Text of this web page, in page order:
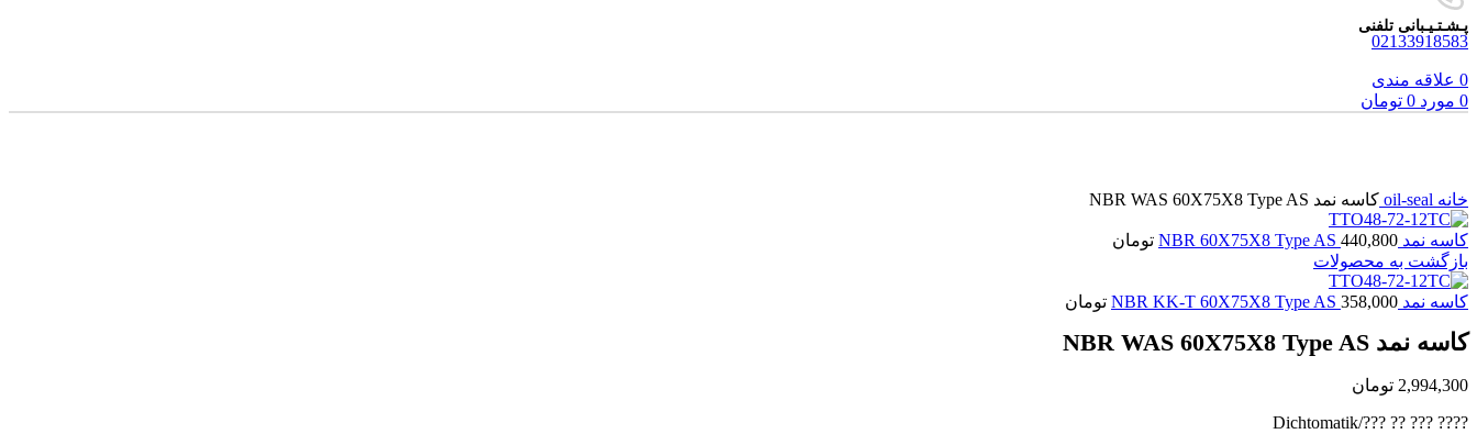
پـشـتـیـبانی تلفنی
02133918583
0 علاقه مندی
0 مورد 0 تومان
خانه oil-seal کاسه نمد NBR WAS 60X75X8 Type AS
کاسه نمد NBR 60X75X8 Type AS 440,800
تومان
بازگشت به محصولات
کاسه نمد NBR KK-T 60X75X8 Type AS 358,000 تومان
کاسه نمد NBR WAS 60X75X8 Type AS
2,994,300 تومان
???? ??? ?? ???/Dichtomatik